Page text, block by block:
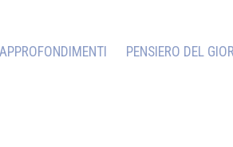
APPROFONDIMENTI PENSIERO DEL